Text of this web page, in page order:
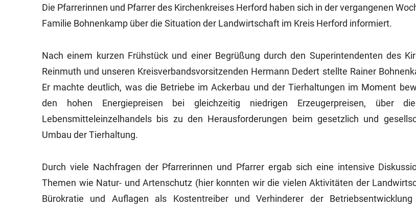
Die Pfarrerinnen und Pfarrer des Kirchenkreises Herford haben sich in der vergangenen
Familie Bohnenkamp über die Situation der Landwirtschaft im Kreis Herford informiert.
Nach einem kurzen Frühstück und einer Begrüßung durch den Superintendenten des
Reinmuth und unseren Kreisverbandsvorsitzenden Hermann Dedert stellte Rainer
Er machte deutlich, was die Betriebe im Ackerbau und der Tierhaltungen im Moment
den hohen Energiepreisen bei gleichzeitig niedrigen Erzeugerpreisen, über
Lebensmitteleinzelhandels bis zu den Herausforderungen beim gesetzlich und
Umbau der Tierhaltung.
Durch viele Nachfragen der Pfarrerinnen und Pfarrer ergab sich eine intensive
Themen wie Natur- und Artenschutz (hier konnten wir die vielen Aktivitäten der
Bürokratie und Auflagen als Kostentreiber und Verhinderer der